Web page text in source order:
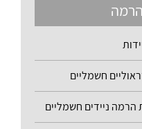
חשמליים
ניידים חשמליים